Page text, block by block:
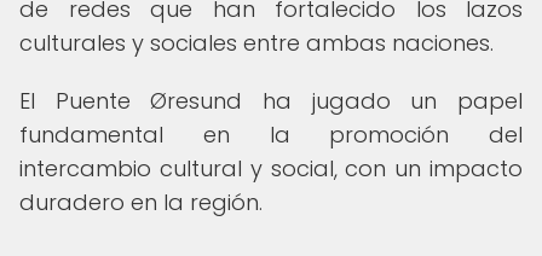
de redes que han fortalecido los lazos
culturales y sociales entre ambas naciones.
El Puente Øresund ha jugado un papel
fundamental en la promoción del
intercambio cultural y social, con un impacto
duradero en la región.